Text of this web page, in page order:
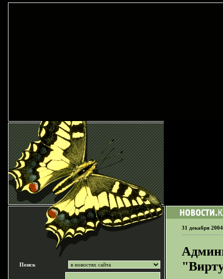
Поиск
31 декабря